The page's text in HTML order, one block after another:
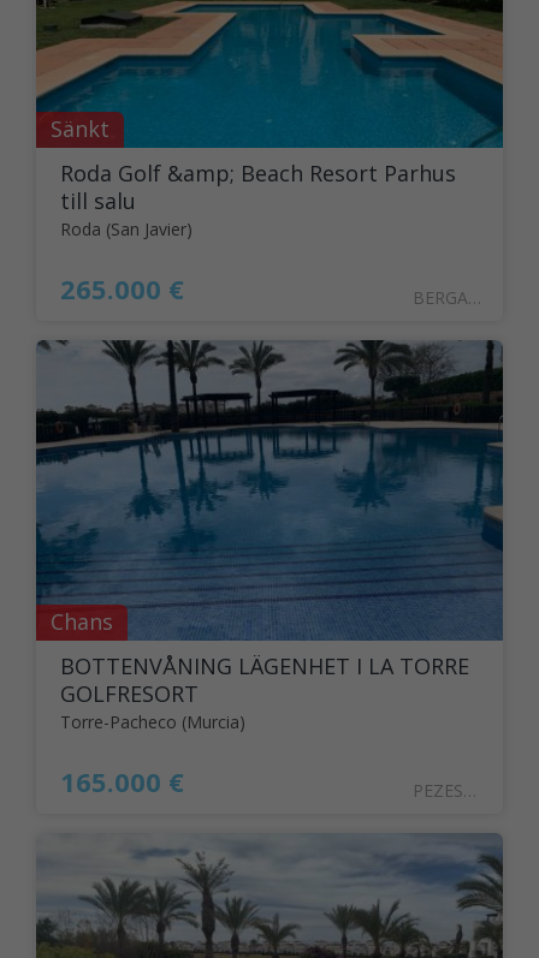
Sänkt
Roda Golf &amp; Beach Resort Parhus
till salu
Roda (San Javier)
265.000 € BERGANT41
Chans
BOTTENVÅNING LÄGENHET I LA TORRE
GOLFRESORT
Torre-Pacheco (Murcia)
165.000 € PEZESPA2